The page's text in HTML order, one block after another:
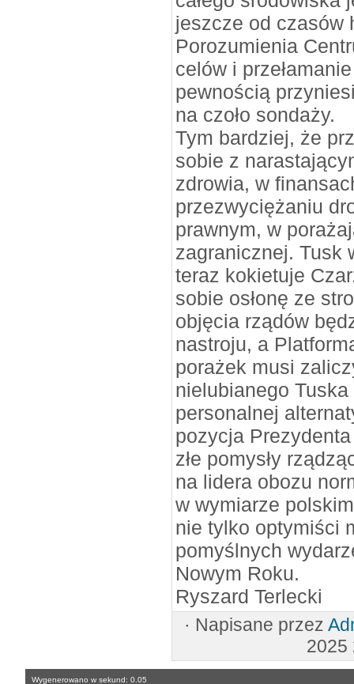
jeszcze od czasów
Porozumienia
celów i
pewnością
na czoło sondaży.
Tym bardziej, że
sobie z
zdrowia, w
przezwyciężaniu
prawnym, w
zagranicznej. Tusk
teraz kokietuje
sobie osłonę ze
objęcia rządów
nastroju, a
porażek musi
nielubianego
personalnej
pozycja
złe pomysły
na lidera obozu
w wymiarze
nie tylko optymiści
pomyślnych
Nowym Roku.
Ryszard Terlecki
· Napisane przez
2025
Wygenerowano w sekund: 0.05